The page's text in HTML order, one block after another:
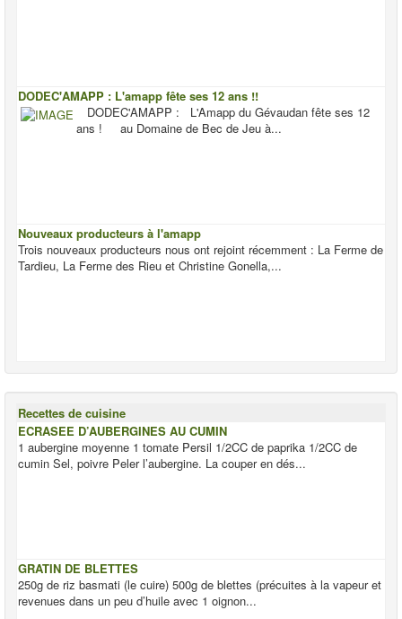
DODEC'AMAPP : L'amapp fête ses 12 ans !!
DODEC'AMAPP : L'Amapp du Gévaudan fête ses 12
ans ! au Domaine de Bec de Jeu à...
Nouveaux producteurs à l'amapp
Trois nouveaux producteurs nous ont rejoint récemment : La Ferme de
Tardieu, La Ferme des Rieu et Christine Gonella,...
Recettes de cuisine
ECRASEE D’AUBERGINES AU CUMIN
1 aubergine moyenne 1 tomate Persil 1/2CC de paprika 1/2CC de
cumin Sel, poivre Peler l’aubergine. La couper en dés...
GRATIN DE BLETTES
250g de riz basmati (le cuire) 500g de blettes (précuites à la vapeur et
revenues dans un peu d’huile avec 1 oignon...